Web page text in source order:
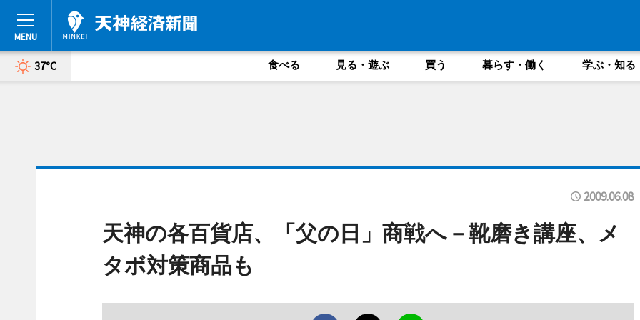
37°C 食べる 見る・遊ぶ 買う 暮らす・働く 学ぶ・知る
2009.06.08
天神の各百貨店、「父の日」商戦へ－靴磨き講座、メ
タボ対策商品も